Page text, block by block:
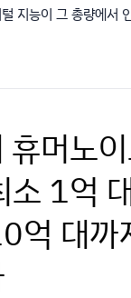
지능이 그 총량에서
휴머노
소 1억
억 대까